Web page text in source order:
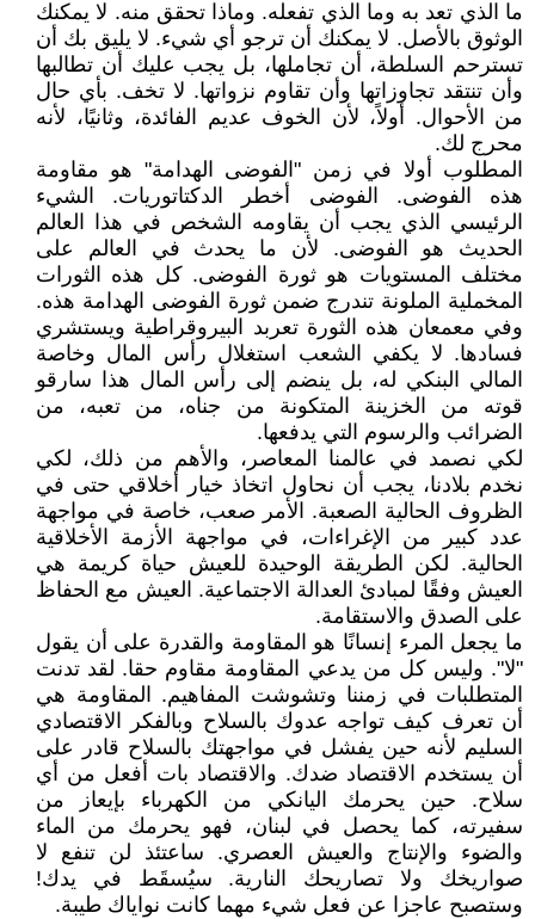
ما الذي تعد به وما الذي تفعله. وماذا تحقق منه. لا يمكنك
الوثوق بالأصل. لا يمكنك أن ترجو أي شيء. لا يليق بك أن
تسترحم السلطة، أن تجاملها، بل يجب عليك أن تطالبها
وأن تنتقد تجاوزاتها وأن تقاوم نزواتها. لا تخف. بأي حال
من الأحوال. أولاً، لأن الخوف عديم الفائدة، وثانيًا، لأنه
محرج لك.
المطلوب أولا في زمن "الفوضى الهدامة" هو مقاومة
هذه الفوضى. الفوضى أخطر الدكتاتوريات. الشيء
الرئيسي الذي يجب أن يقاومه الشخص في هذا العالم
الحديث هو الفوضى. لأن ما يحدث في العالم على
مختلف المستويات هو ثورة الفوضى. كل هذه الثورات
المخملية الملونة تندرج ضمن ثورة الفوضى الهدامة هذه.
وفي معمعان هذه الثورة تعربد البيروقراطية ويستشري
فسادها. لا يكفي الشعب استغلال رأس المال وخاصة
المالي البنكي له، بل ينضم إلى رأس المال هذا سارقو
قوته من الخزينة المتكونة من جناه، من تعبه، من
الضرائب والرسوم التي يدفعها.
لكي نصمد في عالمنا المعاصر، والأهم من ذلك، لكي
نخدم بلادنا، يجب أن نحاول اتخاذ خيار أخلاقي حتى في
الظروف الحالية الصعبة. الأمر صعب، خاصة في مواجهة
عدد كبير من الإغراءات، في مواجهة الأزمة الأخلاقية
الحالية. لكن الطريقة الوحيدة للعيش حياة كريمة هي
العيش وفقًا لمبادئ العدالة الاجتماعية. العيش مع الحفاظ
على الصدق والاستقامة.
ما يجعل المرء إنسانًا هو المقاومة والقدرة على أن يقول
"لا". وليس كل من يدعي المقاومة مقاوم حقا. لقد تدنت
المتطلبات في زمننا وتشوشت المفاهيم. المقاومة هي
أن تعرف كيف تواجه عدوك بالسلاح وبالفكر الاقتصادي
السليم لأنه حين يفشل في مواجهتك بالسلاح قادر على
أن يستخدم الاقتصاد ضدك. والاقتصاد بات أفعل من أي
سلاح. حين يحرمك اليانكي من الكهرباء بإيعاز من
سفيرته، كما يحصل في لبنان، فهو يحرمك من الماء
والضوء والإنتاج والعيش العصري. ساعتئذ لن تنفع لا
صواريخك ولا تصاريحك النارية. سيُسقَط في يدك!
وستصبح عاجزا عن فعل شيء مهما كانت نواياك طيبة.